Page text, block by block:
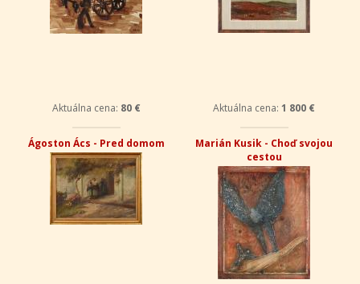
Aktuálna cena: 80 € Aktuálna cena: 1 800 €
Ágoston Ács - Pred domom
Marián Kusik - Choď svojou
cestou